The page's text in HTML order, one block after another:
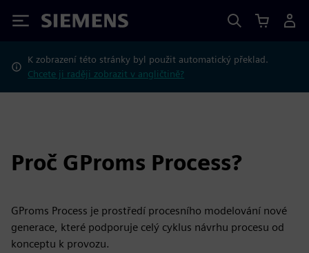
Siemens
K zobrazení této stránky byl použit automatický překlad.
Chcete ji raději zobrazit v angličtině?
Proč GProms Process?
GProms Process je prostředí procesního modelování nové
generace, které podporuje celý cyklus návrhu procesu od
konceptu k provozu.